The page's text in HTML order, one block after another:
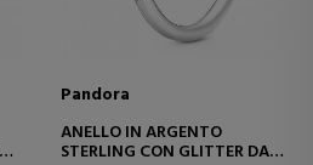
Pandora
ANELLO IN ARGENTO
STERLING CON GLITTER DA